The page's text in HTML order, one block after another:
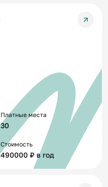
Платные места
30
Стоимость
490000 ₽ в год